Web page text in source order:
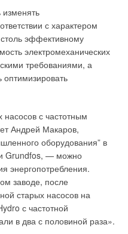
с характером
эффективному
электромеханических
требованиями, а
насосов с частотным
Андрей Макаров,
оборудования” в
Grundfos, — можно
энергопотребления.
заводе, после
старых насосов на
с частотной
в два с половиной раза».
тем большее
стояке.
систем следует
стоков,
отводными
труб (полимерных или
а затем точнее
разрежений в
стояк
качестве основного
системы, но и
с ним наружной
стояка является, с
для модульных зданий: